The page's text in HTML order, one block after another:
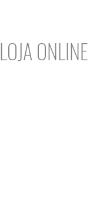
LOJA ONLINE